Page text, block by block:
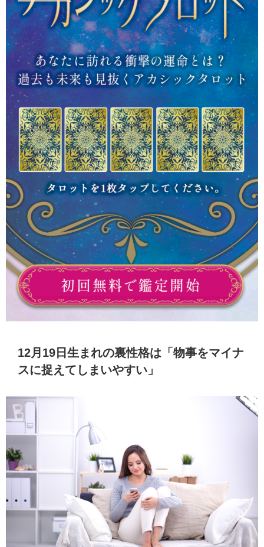
12月19日生まれの裏性格は「物事をマイナ
スに捉えてしまいやすい」